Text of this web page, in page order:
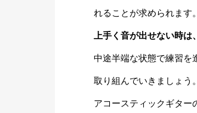
れることが求められます。
上手く音が出せない時
中途半端な状態で練習を
取り組んでいきましょう。
アコースティックギター